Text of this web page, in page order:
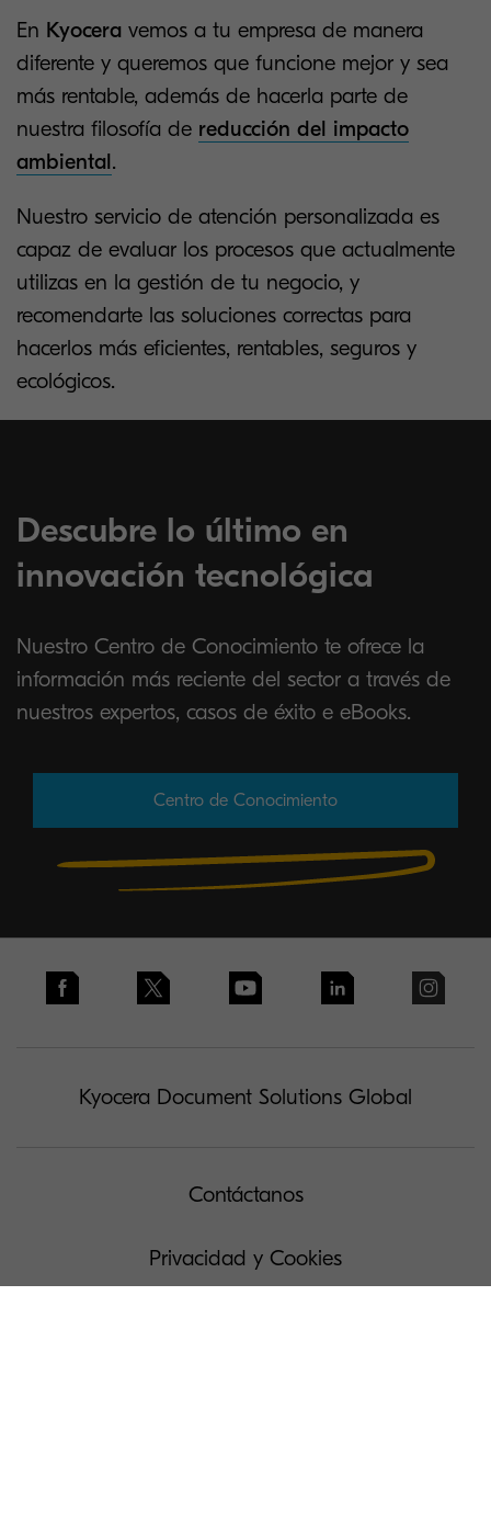
En Kyocera vemos a tu empresa de manera
diferente y queremos que funcione mejor y sea
más rentable, además de hacerla parte de
nuestra filosofía de reducción del impacto
ambiental.
Nuestro servicio de atención personalizada es
capaz de evaluar los procesos que actualmente
utilizas en la gestión de tu negocio, y
recomendarte las soluciones correctas para
hacerlos más eficientes, rentables, seguros y
ecológicos.
Descubre lo último en
innovación tecnológica
Nuestro Centro de Conocimiento te ofrece la
información más reciente del sector a través de
nuestros expertos, casos de éxito e eBooks.
Centro de Conocimiento
Kyocera Document Solutions Global
Contáctanos
Privacidad y Cookies